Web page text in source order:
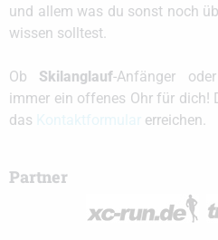
und allem was du sonst noch
wissen solltest.
Ob Skilanglauf-Anfänger
immer ein offenes Ohr für dich!
das
erreichen.
Partner